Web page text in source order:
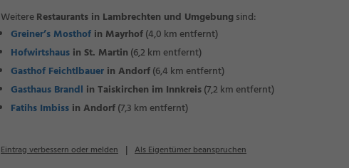
WeitereRestaurants in Lambrechten und Umgebungsind:
Greiner’s Mosthof in Mayrhof(4,0 km entfernt)
Hofwirtshaus in St. Martin (6,2 km entfernt)
Gasthof Feichtlbauer in Andorf(6,4 km entfernt)
Gasthaus Brandl in Taiskirchen im Innkreis(7,2 km entfernt)
Fatihs Imbiss in Andorf(7,3 km entfernt)
Eintrag verbessern oder melden | Als Eigentümer beanspruchen